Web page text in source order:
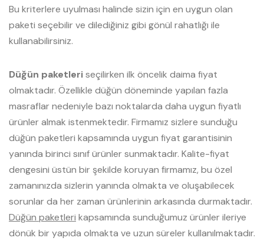
Bu kriterlere uyulması halinde sizin için en uygun olan
paketi seçebilir ve dilediğiniz gibi gönül rahatlığı ile
kullanabilirsiniz.
Düğün paketleriseçilirken ilk öncelik daima fiyat
olmaktadır. Özellikle düğün döneminde yapılan fazla
masraflar nedeniyle bazı noktalarda daha uygun fiyatlı
ürünler almak istenmektedir. Firmamız sizlere sunduğu
düğün paketleri kapsamında uygun fiyat garantisinin
yanında birinci sınıf ürünler sunmaktadır. Kalite-fiyat
dengesini üstün bir şekilde koruyan firmamız, bu özel
zamanınızda sizlerin yanında olmakta ve oluşabilecek
sorunlar da her zaman ürünlerinin arkasında durmaktadır.
Düğün paketleri kapsamında sunduğumuz ürünler ileriye
dönük bir yapıda olmakta ve uzun süreler kullanılmaktadır.